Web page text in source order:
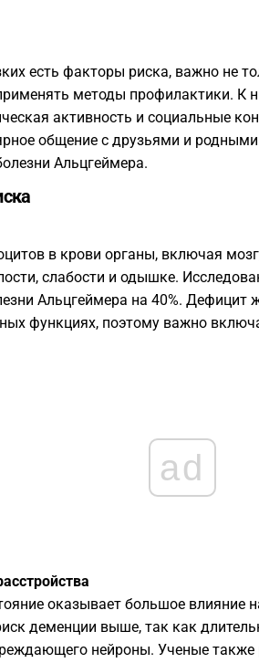
есть факторы риска, важно не
методы профилактики. К
активность и социальные
общение с друзьями и
Альцгеймера.
в крови органы, включая
слабости и одышке.
Альцгеймера на 40%. Дефицит
функциях, поэтому важно
ad
оказывает большое влияние
деменции выше, так как
нейроны. Ученые